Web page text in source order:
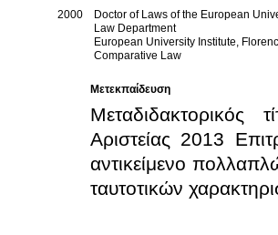
2000
Doctor of Laws of the European
Law Department
European University Institute,
Comparative Law
Μετεκπαίδευση
Αριστείας 2013
αντικείμενο
ταυτοτικών